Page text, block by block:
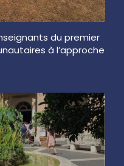
du premier
à l’approche